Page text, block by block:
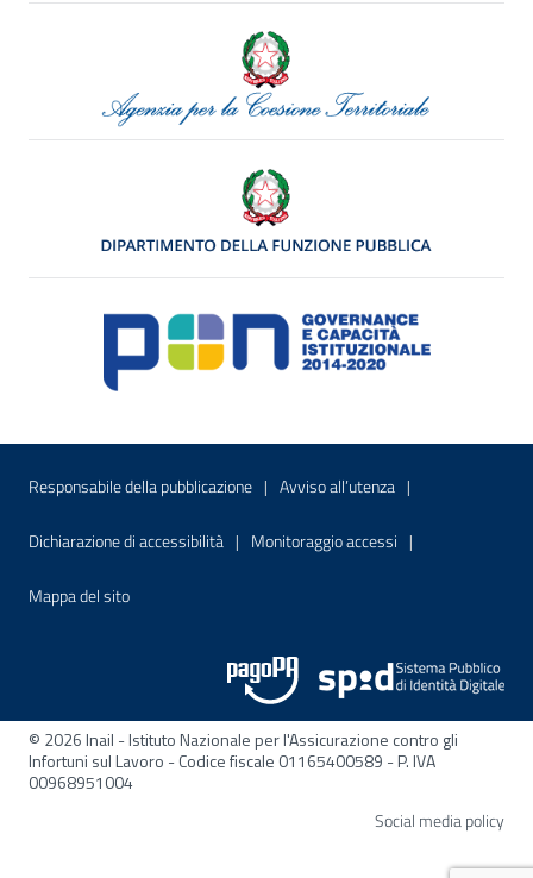
Menu di servizio
Responsabile della pubblicazione Sito interno - Apre in una nuova
Avviso all’utenza Sito interno -
Dichiarazione di accessibilità Sito interno - Apre in una nuova finestra
Monitoraggio accessi Sito interno -
Mappa del sitoSito interno - Apre nella stessa finestra
© 2026 Inail - Istituto Nazionale per l'Assicurazione contro gli
Infortuni sul Lavoro - Codice fiscale 01165400589 - P. IVA
00968951004
Social media policy